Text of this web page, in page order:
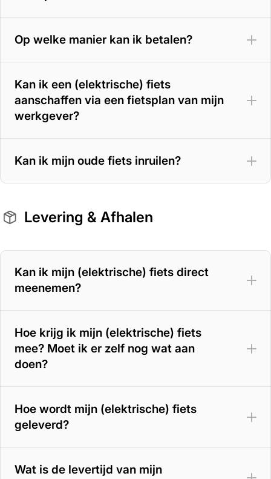
Op welke manier kan ik betalen?
Kan ik een (elektrische) fiets
aanschaffen via een fietsplan van mijn
werkgever?
Kan ik mijn oude fiets inruilen?
Levering & Afhalen
Kan ik mijn (elektrische) fiets direct
meenemen?
Hoe krijg ik mijn (elektrische) fiets
mee? Moet ik er zelf nog wat aan
doen?
Hoe wordt mijn (elektrische) fiets
geleverd?
Wat is de levertijd van mijn